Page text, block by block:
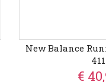
New Balance
411
€